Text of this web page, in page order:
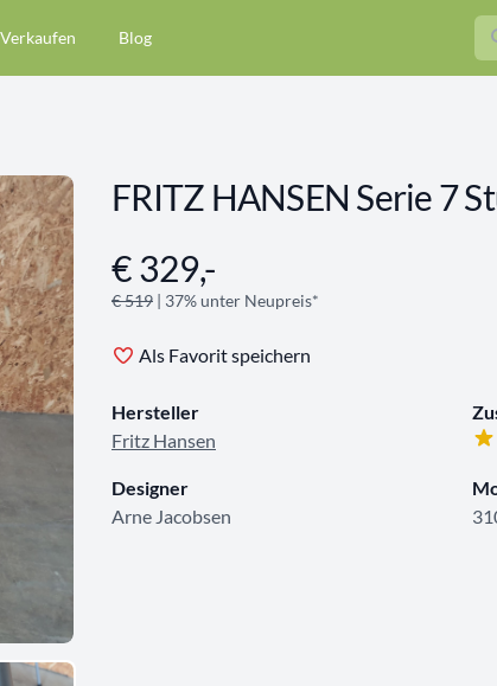
Blog
FRITZ HANSEN Serie 7
Angebotsinformationen
€ 329,-
€ 519 | 37% unter Neupreis*
Als Favorit speichern
Hersteller
Fritz Hansen
Designer
Arne Jacobsen